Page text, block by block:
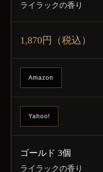
ライラックの香り
1,870円（税込）
Amazon
Yahoo!
ゴールド 3個
ライラックの香り